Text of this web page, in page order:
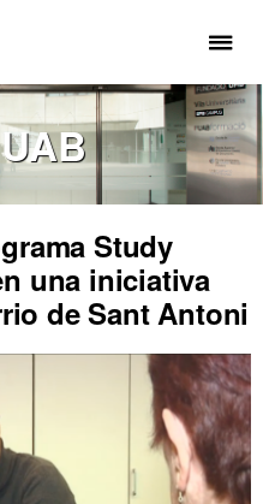
el
Study
una iniciativa
de Sant Antoni